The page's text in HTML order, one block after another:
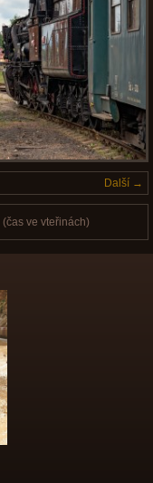
Další →
(čas ve vteřinách)